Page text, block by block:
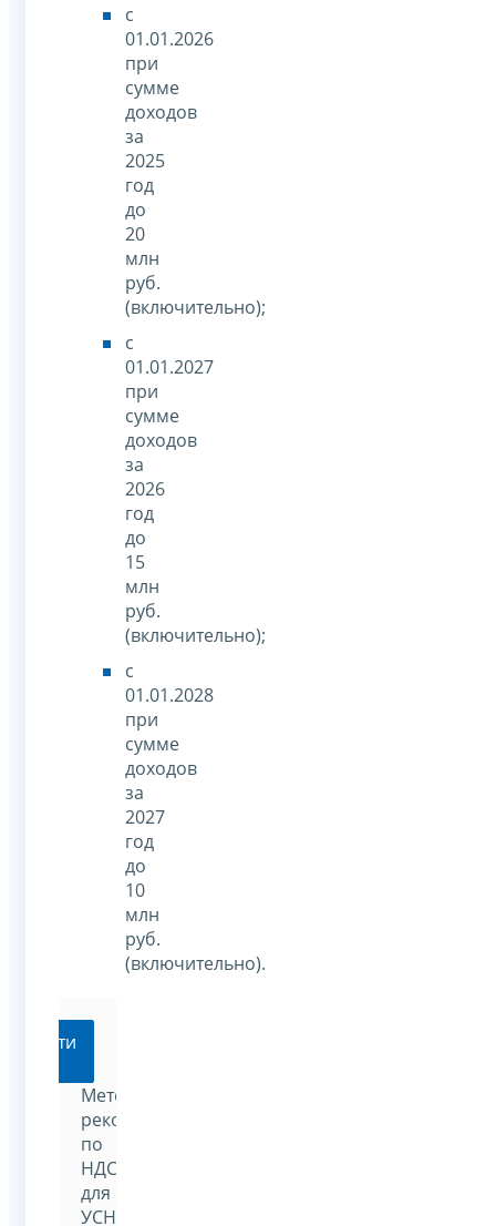
с
01.01.2026
при
сумме
доходов
за
2025
год
до
20
млн
руб.
(включительно);
с
01.01.2027
при
сумме
доходов
за
2026
год
до
15
млн
руб.
(включительно);
с
01.01.2028
при
сумме
доходов
за
2027
год
до
10
млн
руб.
(включительно).
Перейти
Методические
рекомендации
по
НДС
для
УСН